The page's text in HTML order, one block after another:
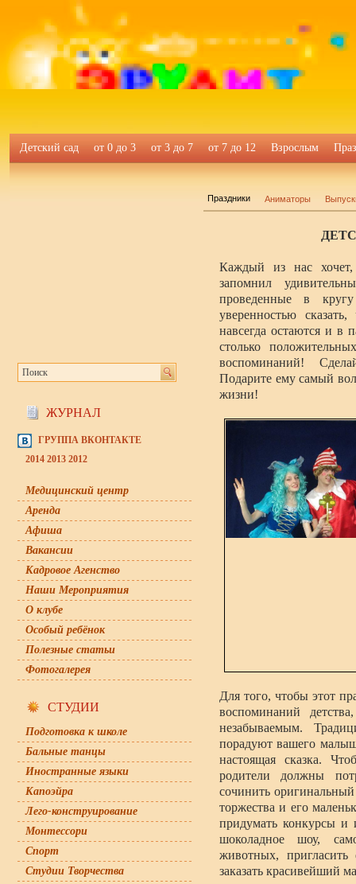
Детский сад от 0 до 3 от 3 до 7 от 7 до 12 Взрослым
ЖУРНАЛ
ГРУППА ВКОНТАКТЕ
2014 2013 2012
Медицинский центр
Аренда
Афиша
Вакансии
Кадровое Агенство
Наши Мероприятия
О клубе
Особый ребёнок
Полезные статьи
Фотогалерея
СТУДИИ
Подготовка к школе
Бальные танцы
Иностранные языки
Капоэйра
Лего-конструирование
Монтессори
Спорт
Студии Творчества
Праздники Аниматоры
Каждый из нас
запомнил
проведенные в
уверенностью
навсегда остаются и в
столько
воспоминаний!
Подарите ему самый
жизни!
Для того, чтобы этот
воспоминаний
незабываемым.
порадуют вашего
настоящая сказка.
родители должны
сочинить
торжества и его
придумать конкурсы и
шоколадное шоу,
животных,
заказать красивейший